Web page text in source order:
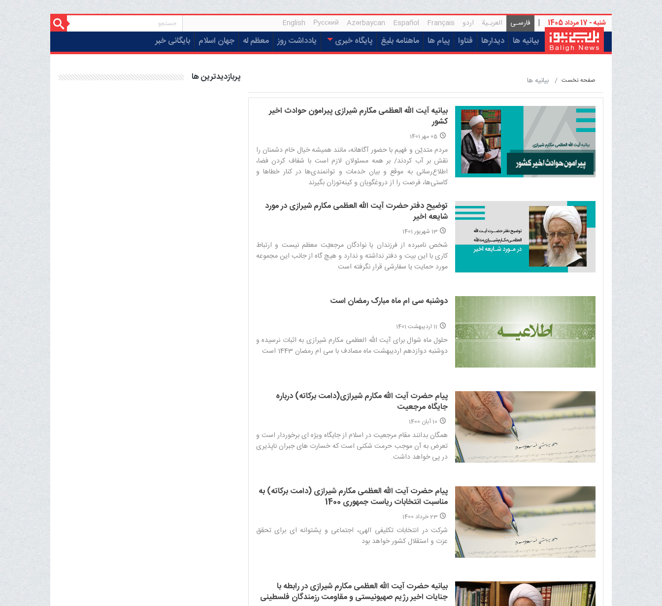
شنبه - 17 مرداد 1405 | فارسـی العربـیة اردو Français
Español
Azərbaycan
Русский
English
بیانیه ها دیدارها فتاوا پیام ها ماهنامه بلیغ پایگاه خبری یادداشت روز معظم له جهان اسلام بایگانی خبر
صفحه نخست بيانيه ها
بیانیه آیت الله العظمی مکارم شیرازی پیرامون حوادث اخیر
کشور
05 مهر 1401
مردم متدیّن و فهیم با حضور آگاهانه، مانند همیشه خیال خام دشمنان را
نقش بر آب کردند/ بر همه مسئولان لازم است با شفاف کردن فضا،
اطلاع‌رسانی به موقع و بیان خدمات و توانمندی‌ها در کنار خطاها و
کاستی‌ها، فرصت را از دروغگویان و کینه‌توزان بگیرند‌
توضیح دفتر حضرت آیت الله العظمی مکارم شیرازی در مورد
شایعه اخیر
13 شهریور 1401
شخص نامبرده از فرزندان یا نوادگان مرجعیّت معظم نیست و ارتباط
کاری با این بیت و دفتر نداشته و ندارد و هیچ گاه از جانب این مجموعه
مورد حمایت یا سفارشی قرار نگرفته است‌
دوشنبه سی ام ماه مبارک رمضان است
11 اردیبهشت 1401
حلول ماه شوال برای آیت الله العظمی مکارم شیرازی به اثبات نرسیده و
دوشنبه دوازدهم اردیبهشت ماه مصادف با سی ام رمضان 1443 است‌ ‌
پیام حضرت آیت الله مکارم شیرازی(دامت برکاته) درباره
جایگاه مرجعیت
10 آبان 1400
همگان بدانند مقام مرجعیت در اسلام از جایگاه ویژه ای برخوردار است و
تعرض به آن موجب حرمت شکنی است که خسارت های جبران ناپذیری
در پی خواهد داشت.‌
پیام حضرت آیت الله العظمی مکارم شیرازی (دامت برکاته) به
مناسبت انتخابات ریاست جمهوری 1400
23 خرداد 1400
شرکت در انتخابات تکلیفی الهی، اجتماعی و پشتوانه ای برای تحقق
عزت و استقلال کشور خواهد بود‌
بیانیه حضرت آیت الله العظمی مکارم شیرازی در رابطه با
جنایات اخیر رژیم صهیونیستی و مقاومت رزمندگان فلسطینی
پربازدیدترین ها